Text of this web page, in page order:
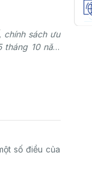
chính sách ưu
10 năm
số điều của